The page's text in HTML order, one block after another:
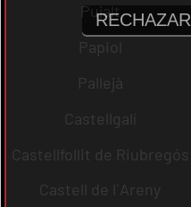
Pujalt
Papiol
Pallejà
Castellgalí
Castellfollit de Riubregós
Castell de l´Areny
RECHAZAR